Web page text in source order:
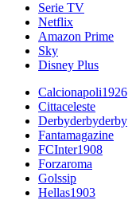
Serie TV
Netflix
Amazon Prime
Sky
Disney Plus
Calcionapoli1926
Cittaceleste
Derbyderbyderby
Fantamagazine
FCInter1908
Forzaroma
Golssip
Hellas1903